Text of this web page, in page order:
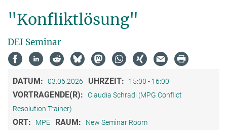
"Konfliktlösung"
DEI Seminar
DATUM: 03.06.2026 UHRZEIT: 15:00 - 16:00
VORTRAGENDE(R):
Claudia Schradi (MPG Conflict
Resolution Trainer)
ORT: MPE RAUM: New Seminar Room